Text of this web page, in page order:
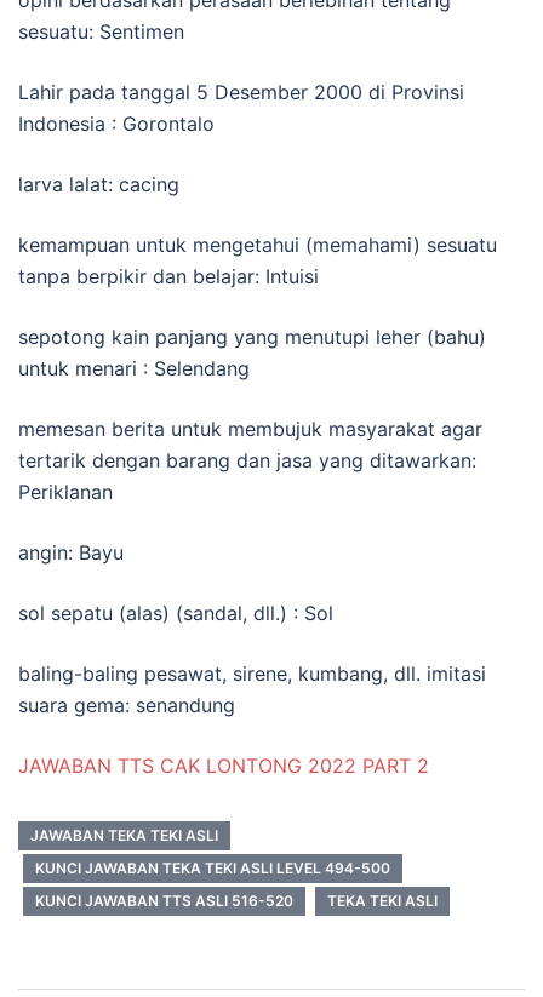
sesuatu: Sentimen
Lahir pada tanggal 5 Desember 2000 di Provinsi
Indonesia : Gorontalo
larva lalat: cacing
kemampuan untuk mengetahui (memahami) sesuatu
tanpa berpikir dan belajar: Intuisi
sepotong kain panjang yang menutupi leher (bahu)
untuk menari : Selendang
memesan berita untuk membujuk masyarakat agar
tertarik dengan barang dan jasa yang ditawarkan:
Periklanan
angin: Bayu
sol sepatu (alas) (sandal, dll.) : Sol
baling-baling pesawat, sirene, kumbang, dll. imitasi
suara gema: senandung
JAWABAN TTS CAK LONTONG 2022 PART 2
JAWABAN TEKA TEKI ASLI
KUNCI JAWABAN TEKA TEKI ASLI LEVEL 494-500
KUNCI JAWABAN TTS ASLI 516-520
TEKA TEKI ASLI